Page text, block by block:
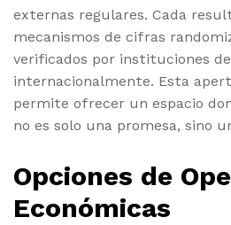
externas regulares. Cada
mecanismos de cifras
verificados por instituciones
internacionalmente. Esta
permite ofrecer un espacio
no es solo una promesa, sino
Opciones de
Económicas